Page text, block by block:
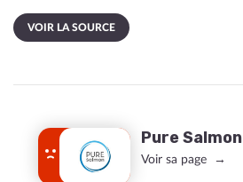
VOIR LA SOURCE
Pure Salmon
Voir sa page